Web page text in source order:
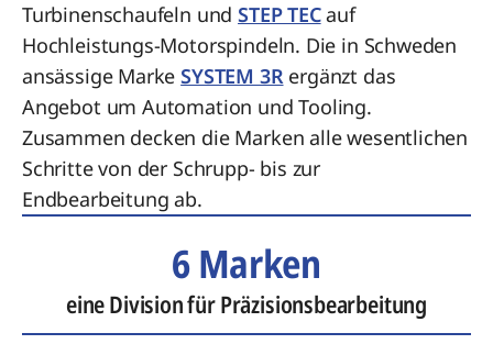
Turbinenschaufeln undSTEP TECauf
Hochleistungs-Motorspindeln. Die in Schweden
ansässige MarkeSYSTEM 3Rergänzt das
Angebot um Automation und Tooling.
Zusammen decken die Marken alle wesentlichen
Schritte von der Schrupp- bis zur
Endbearbeitung ab.
6 Marken
eine Division für Präzisionsbearbeitung